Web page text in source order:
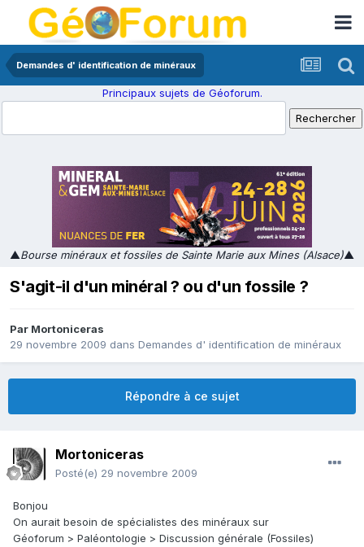
Demandes d' identification de minéraux
Principaux sujets de Géoforum.
▲Bourse minéraux et fossiles de Sainte Marie aux Mines (Alsace)▲
S'agit-il d'un minéral ? ou d'un fossile ?
Par Mortoniceras
29 novembre 2009 dans Demandes d' identification de minéraux
Répondre à ce sujet
Mortoniceras
Posté(e) 29 novembre 2009
Bonjou
On aurait besoin de spécialistes des minéraux sur
Géoforum > Paléontologie > Discussion générale (Fossiles)